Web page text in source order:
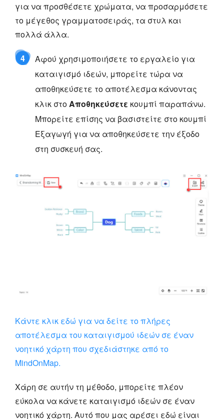
για να προσθέσετε χρώματα, να προσαρμόσετε
το μέγεθος γραμματοσειράς, τα στυλ και
πολλά άλλα.
4
Αφού χρησιμοποιήσετε το εργαλείο για
καταιγισμό ιδεών, μπορείτε τώρα να
αποθηκεύσετε το αποτέλεσμα κάνοντας
κλικ στοΑποθηκεύσετε κουμπί παραπάνω.
Μπορείτε επίσης να βασιστείτε στο κουμπί
Εξαγωγή για να αποθηκεύσετε την έξοδο
στη συσκευή σας.
Κάντε κλικ εδώ για να δείτε το πλήρες
αποτέλεσμα του καταιγισμού ιδεών σε έναν
νοητικό χάρτη που σχεδιάστηκε από το
MindOnMap.
Χάρη σε αυτήν τη μέθοδο, μπορείτε πλέον
εύκολα να κάνετε καταιγισμό ιδεών σε έναν
νοητικό χάρτη. Αυτό που μας αρέσει εδώ είναι